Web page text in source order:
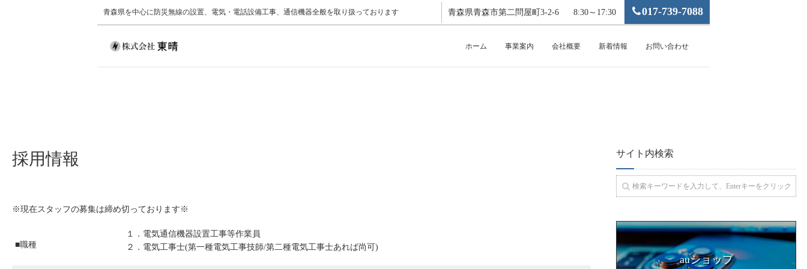
青森県を中心に防災無線の設置、電気・電話設備工事、通信機器全般を取り扱っております 青森県青森市第二問屋町3-2-6 8:30～17:30 017-739-7088
ホーム 事業案内 会社概要 新着情報 お問い合わせ
採用情報
※現在スタッフの募集は締め切っております※
■職種
１．電気通信機器設置工事等作業員
２．電気工事士(第一種電気工事技師/第二種電気工事士あれば尚可)
サイト内検索
auショップ